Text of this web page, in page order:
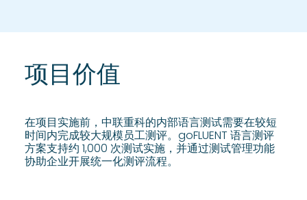
项目价值
在项目实施前，中联重科的内部语言测试需要在较短
时间内完成较大规模员工测评。goFLUENT 语言测评
方案支持约 1,000 次测试实施，并通过测试管理功能
协助企业开展统一化测评流程。